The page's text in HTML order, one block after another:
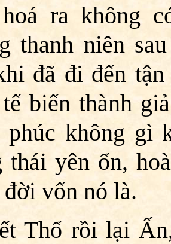
ra không
thanh niên
đã đi đến
biến thành
phúc không gì
thái yên ổn,
vốn nó là.
Thổ rồi lại